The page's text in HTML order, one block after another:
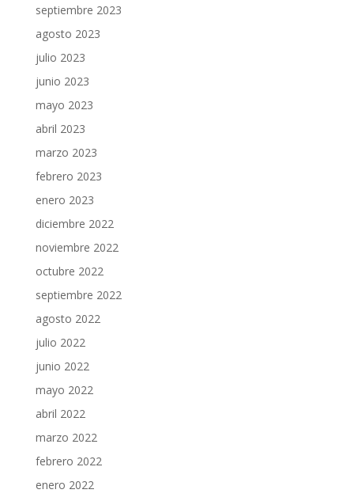
septiembre 2023
agosto 2023
julio 2023
junio 2023
mayo 2023
abril 2023
marzo 2023
febrero 2023
enero 2023
diciembre 2022
noviembre 2022
octubre 2022
septiembre 2022
agosto 2022
julio 2022
junio 2022
mayo 2022
abril 2022
marzo 2022
febrero 2022
enero 2022